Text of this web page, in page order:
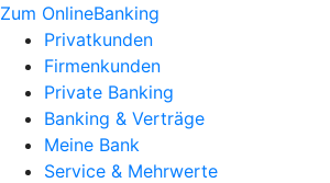
Zum OnlineBanking
Privatkunden
Firmenkunden
Private Banking
Banking & Verträge
Meine Bank
Service & Mehrwerte